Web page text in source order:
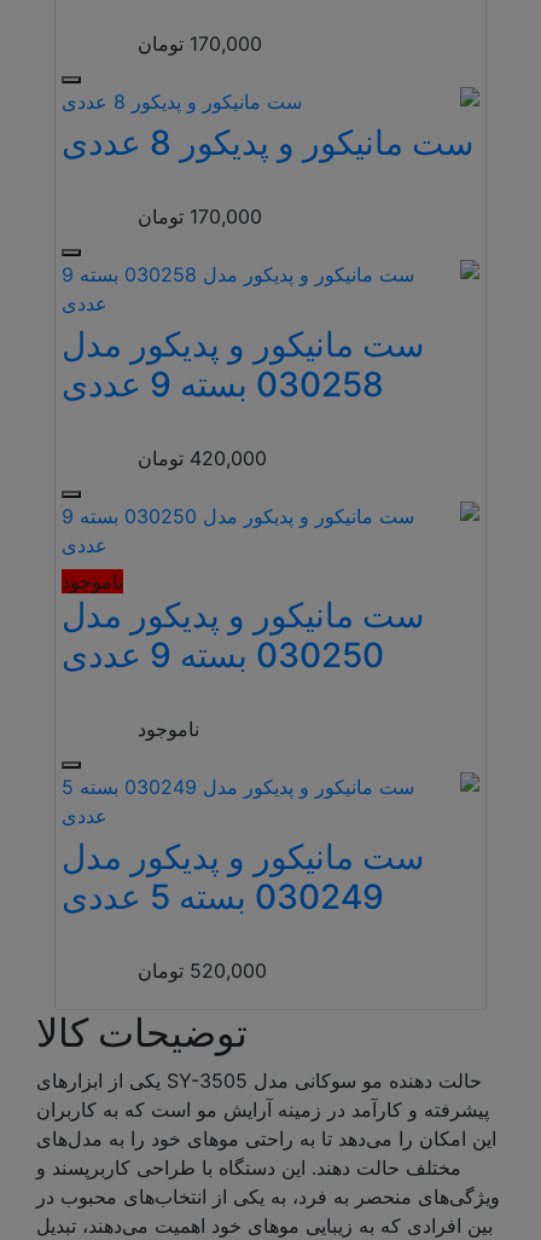
170,000 تومان
ست مانیکور و پدیکور 8 عددی
170,000 تومان
ست مانیکور و پدیکور مدل
030258 بسته 9 عددی
420,000 تومان
ناموجود
ست مانیکور و پدیکور مدل
030250 بسته 9 عددی
ناموجود
ست مانیکور و پدیکور مدل
030249 بسته 5 عددی
520,000 تومان
توضیحات کالا
حالت دهنده مو سوکانی مدل SY-3505 یکی از ابزارهای
پیشرفته و کارآمد در زمینه آرایش مو است که به کاربران
این امکان را می‌دهد تا به راحتی موهای خود را به مدل‌های
مختلف حالت دهند. این دستگاه با طراحی کاربرپسند و
ویژگی‌های منحصر به فرد، به یکی از انتخاب‌های محبوب در
بین افرادی که به زیبایی موهای خود اهمیت می‌دهند، تبدیل